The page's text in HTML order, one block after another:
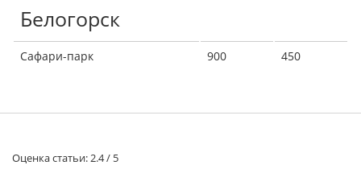
Белогорск
Сафари-парк 900 450
Оценка статьи:2.4/ 5